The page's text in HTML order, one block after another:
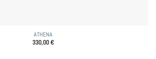
ATHENA
330,00€